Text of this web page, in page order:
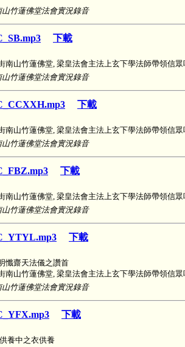
山竹蓮佛堂法會實況錄音
下載
南山竹蓮佛堂, 梁皇法會主法上玄下學法師帶領信眾
山竹蓮佛堂法會實況錄音
下載
南山竹蓮佛堂, 梁皇法會主法上玄下學法師帶領信眾
山竹蓮佛堂法會實況錄音
下載
南山竹蓮佛堂, 梁皇法會主法上玄下學法師帶領信眾
山竹蓮佛堂法會實況錄音
下載
懺齋天法儀之讚首
南山竹蓮佛堂, 梁皇法會主法上玄下學法師帶領信眾
山竹蓮佛堂法會實況錄音
下載
養中之衣供養